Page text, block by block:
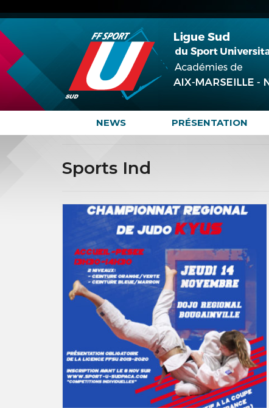
NEWS PRÉSENTATION
Sports Ind